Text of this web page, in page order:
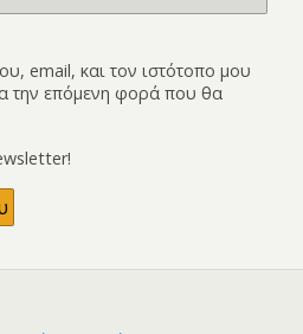
email, και τον ιστότοπο μου
την επόμενη φορά που θα